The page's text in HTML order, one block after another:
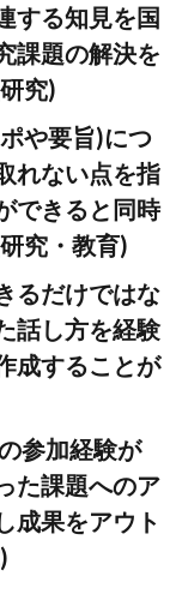
する知見を国
課題の解決を
究)
や要旨)につ
れない点を指
できると同時
究・教育)
るだけではな
話し方を経験
成することが
参加経験が
た課題へのア
成果をアウト